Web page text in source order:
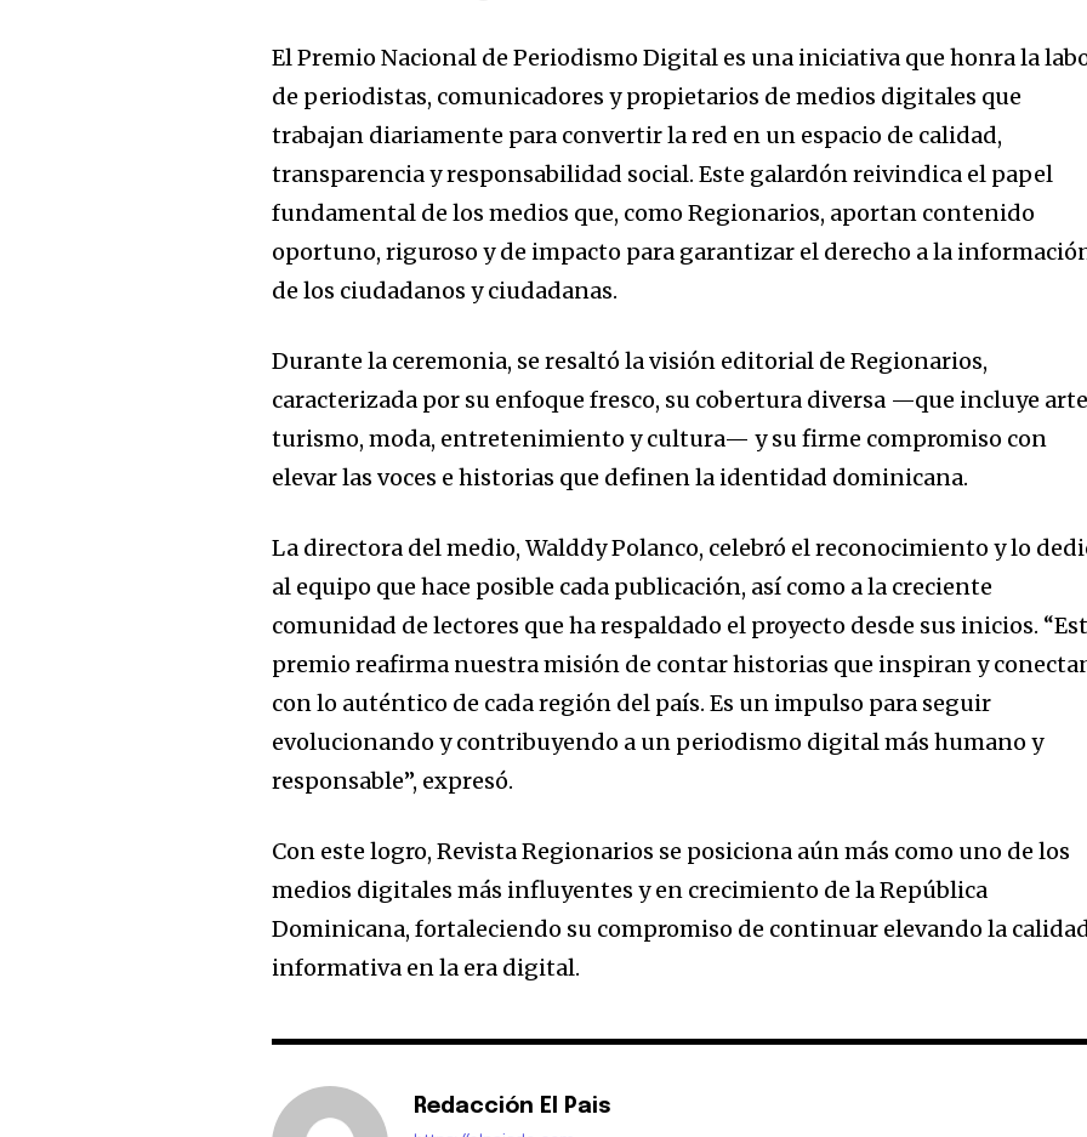
El Premio Nacional de Periodismo Digital es una iniciativa que honra la
de periodistas, comunicadores y propietarios de medios digitales que
trabajan diariamente para convertir la red en un espacio de calidad,
transparencia y responsabilidad social. Este galardón reivindica el papel
fundamental de los medios que, como Regionarios, aportan contenido
oportuno, riguroso y de impacto para garantizar el derecho a la
de los ciudadanos y ciudadanas.
Durante la ceremonia, se resaltó la visión editorial de Regionarios,
caracterizada por su enfoque fresco, su cobertura diversa —que incluye
turismo, moda, entretenimiento y cultura— y su firme compromiso con
elevar las voces e historias que definen la identidad dominicana.
La directora del medio, Walddy Polanco, celebró el reconocimiento y lo
al equipo que hace posible cada publicación, así como a la creciente
comunidad de lectores que ha respaldado el proyecto desde sus inicios.
premio reafirma nuestra misión de contar historias que inspiran y
con lo auténtico de cada región del país. Es un impulso para seguir
evolucionando y contribuyendo a un periodismo digital más humano y
responsable”, expresó.
Con este logro, Revista Regionarios se posiciona aún más como uno de los
medios digitales más influyentes y en crecimiento de la República
Dominicana, fortaleciendo su compromiso de continuar elevando la
informativa en la era digital.
Redacción El Pais